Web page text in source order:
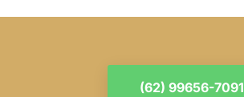
(62) 99656-7091